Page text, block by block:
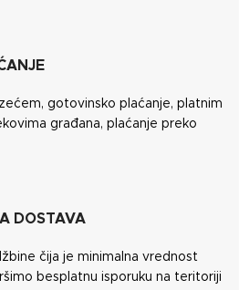
gotovinsko plaćanje, platnim
građana, plaćanje preko
DOSTAVA
čija je minimalna vrednost
besplatnu isporuku na teritoriji